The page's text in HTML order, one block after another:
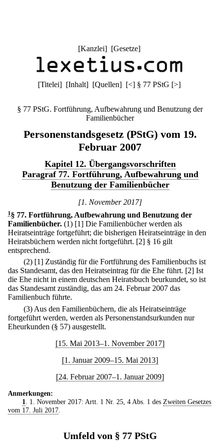
[Kanzlei] [Gesetze]
[Titelei] [Inhalt] [Quellen] [<] § 77 PStG [>]
§ 77 PStG. Fortführung, Aufbewahrung und Benutzung der
Familienbücher
Personenstandsgesetz (PStG) vom 19.
Februar 2007
Kapitel 12. Übergangsvorschriften
Paragraf 77. Fortführung, Aufbewahrung und
Benutzung der Familienbücher
[1. November 2017]
1 § 77. Fortführung, Aufbewahrung und Benutzung der
Familienbücher. (1) [1] Die Familienbücher werden als
Heiratseinträge fortgeführt; die bisherigen Heiratseinträge in den
Heiratsbüchern werden nicht fortgeführt. [2] § 16 gilt
entsprechend.
(2) [1] Zuständig für die Fortführung des Familienbuchs ist
das Standesamt, das den Heiratseintrag für die Ehe führt. [2] Ist
die Ehe nicht in einem deutschen Heiratsbuch beurkundet, so ist
das Standesamt zuständig, das am 24. Februar 2007 das
Familienbuch führte.
(3) Aus den Familienbüchern, die als Heiratseinträge
fortgeführt werden, werden als Personenstandsurkunden nur
Eheurkunden (§ 57) ausgestellt.
[15. Mai 2013–1. November 2017]
[1. Januar 2009–15. Mai 2013]
[24. Februar 2007–1. Januar 2009]
Anmerkungen:
1
. 1. November 2017: Artt. 1 Nr. 25, 4 Abs. 1 des Zweiten Gesetzes
vom 17. Juli 2017
Umfeld von § 77 PStG